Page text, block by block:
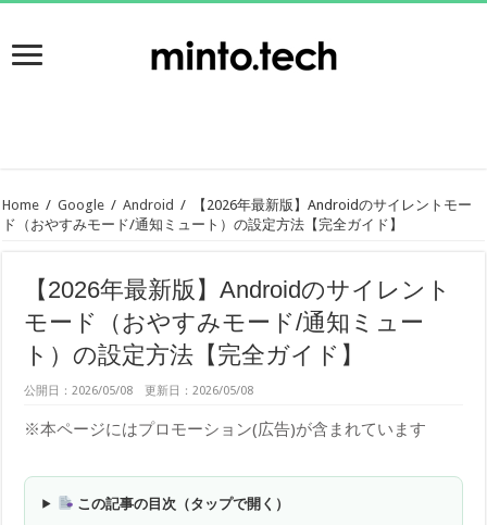
Home / Google / Android /
【2026年最新版】Androidのサイレントモー
ド（おやすみモード/通知ミュート）の設定方法【完全ガイド】
【2026年最新版】Androidのサイレント
モード（おやすみモード/通知ミュー
ト）の設定方法【完全ガイド】
公開日：2026/05/08 更新日：2026/05/08
※本ページにはプロモーション(広告)が含まれています
この記事の目次（タップで開く）